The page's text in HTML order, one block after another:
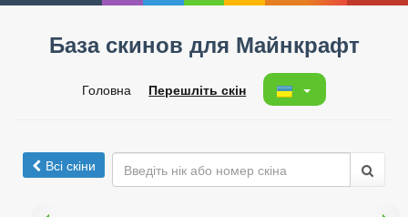
База скинов для Майнкрафт
Головна Перешліть скін
Всі скіни